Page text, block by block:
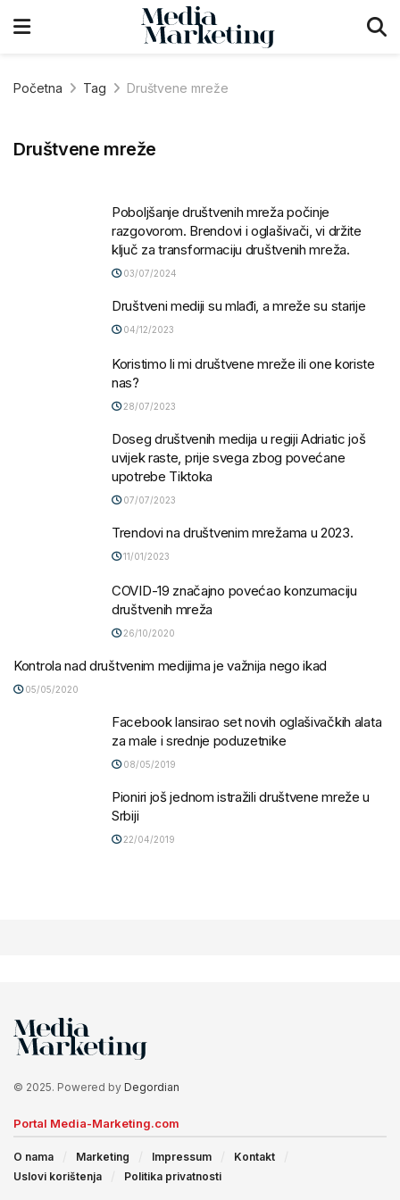
Početna Tag Društvene mreže
Društvene mreže
Poboljšanje društvenih mreža počinje
razgovorom. Brendovi i oglašivači, vi držite
ključ za transformaciju društvenih mreža.
03/07/2024
Društveni mediji su mlađi, a mreže su starije
04/12/2023
Koristimo li mi društvene mreže ili one koriste
nas?
28/07/2023
Doseg društvenih medija u regiji Adriatic još
uvijek raste, prije svega zbog povećane
upotrebe Tiktoka
07/07/2023
Trendovi na društvenim mrežama u 2023.
11/01/2023
COVID-19 značajno povećao konzumaciju
društvenih mreža
26/10/2020
Kontrola nad društvenim medijima je važnija nego ikad
05/05/2020
Facebook lansirao set novih oglašivačkih alata
za male i srednje poduzetnike
08/05/2019
Pioniri još jednom istražili društvene mreže u
Srbiji
22/04/2019
© 2025. Powered by Degordian
Portal Media-Marketing.com
O nama Marketing Impressum
Kontakt
Uslovi korištenja
Politika privatnosti